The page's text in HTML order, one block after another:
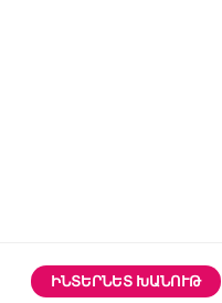
ԻՆՏԵՐՆԵՏ ԽԱՆՈՒԹ